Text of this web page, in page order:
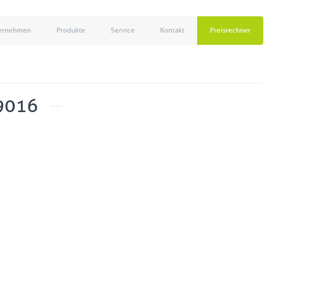
Produkte Service Kontakt Preisrechner